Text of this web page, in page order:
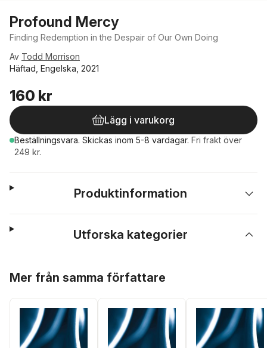
Profound Mercy
Finding Redemption in the Despair of Our Own Doing
Av Todd Morrison
Häftad, Engelska, 2021
160 kr
Lägg i varukorg
Beställningsvara. Skickas inom 5-8 vardagar. Fri frakt över
249 kr.
Produktinformation
Utforska kategorier
Mer från samma författare